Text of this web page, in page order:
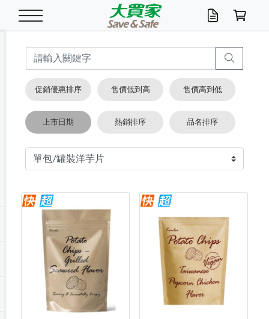
米/五穀/濃湯 米/糙米
五穀/南北貨
湯類/湯塊
油/調味料
食用油
醬油.油膏.蠔油
泡麵 / 麵條
包麵
碗麵/義大利麵
麵條/快煮麵/米粉
魚罐
醬菜/玉米罐
點心罐
休閒零嘴 初一十五拜拜懶
零嘴
堅果/海苔
美味餅乾
餅乾
糕餅/點心
糖果/巧克力
糖果/蜜餞/果凍
巧克力
茶飲料
果汁咖啡
碳酸/礦泉水
機能飲料
箱購飲料
養生保健/常備品 雞精/飲品
機能保健
▶保健品牌推薦
奶粉/穀麥片
奶粉
麥片/玉米片
沖調穀粉/隨手包
特色茶品
綠茶
紅茶
奶茶/花草茶
黑糖桂圓/蜂蜜醋
即溶咖啡
咖啡豆/粉/濾掛
可可/糖/奶精
沐浴乳香皂 沐浴乳
香皂/洗手乳
美髮造型
洗髮/護髮
造型髮品
口腔清潔
牙 刷
牙膏/漱口水
潔顏產品
卸妝/粉刺調理
開架/身體保養
臉部保養
面/眼膜
鍋具/飲水/廚房 鍋具/餐具
保鮮/微波
掃除用具/照明/五金
掃除/清潔用具
洗衣/曬衣用具
電池/延長線
修繕/五金/祭祀
傢飾/收納/衛浴
寢具/家具
收納用品
衛浴/毛巾
寵物食品
寵物清潔/百貨
衛生紙/濕巾 抽取衛生紙/濕巾
廚房紙巾/平版/
箱購免運區
衣物清潔
洗衣精
洗衣粉/皂
漂白水/柔軟精
居家清潔
廚房/餐具清潔
浴廁/水管清潔
居家清潔/除濕芳
衛生棉
成人/嬰兒紙尿褲
箱購免運區
嬰兒尿布
成人紙尿褲
廚房家電 料理鍋具
烤箱/微波/電磁爐
快煮壺/烘碗機
季節家電
除濕/清淨機
風扇/防蚊家電
生活家電
除塵家電
美容家電
電腦周邊
數位週邊
手機/平板周邊
文具/辦公用品 文具用品
辦公文具/收納
玩具/擺設小物
汽機車百貨
機車/腳踏車百貨
汽車百貨
休閒/運動
戶外/休閒用品
健身/按摩/瑜珈
測量/護具/其他
服飾內著
配件
男/女/機能包
冷凍免運 生鮮食品
調理食品
箱購免運
食品免運
清潔用品免運
居家/汽百用品
主題專區
季節活動
店長推薦
這夏不怕熱
促銷優惠排序 售價低到高 售價高到低
上市日期 熱銷排序 品名排序